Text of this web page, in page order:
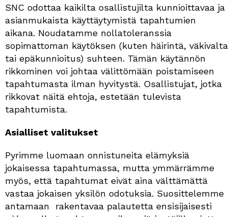
SNC odottaa kaikilta osallistujilta kunnioittavaa ja
asianmukaista käyttäytymistä tapahtumien
aikana. Noudatamme nollatoleranssia
sopimattoman käytöksen (kuten häirintä, väkivalta
tai epäkunnioitus) suhteen. Tämän käytännön
rikkominen voi johtaa välittömään poistamiseen
tapahtumasta ilman hyvitystä. Osallistujat, jotka
rikkovat näitä ehtoja, estetään tulevista
tapahtumista.
Asialliset valitukset
Pyrimme luomaan onnistuneita elämyksiä
jokaisessa tapahtumassa, mutta ymmärrämme
myös, että tapahtumat eivät aina välttämättä
vastaa jokaisen yksilön odotuksia. Suosittelemme
antamaan rakentavaa palautetta ensisijaisesti